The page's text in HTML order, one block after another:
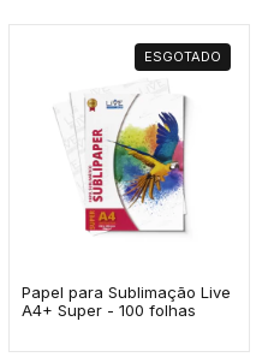
ESGOTADO
Papel para Sublimação Live
A4+ Super - 100 folhas